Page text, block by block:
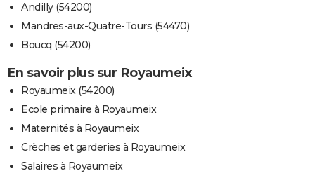
Andilly (54200)
Mandres-aux-Quatre-Tours (54470)
Boucq (54200)
En savoir plus sur Royaumeix
Royaumeix (54200)
Ecole primaire à Royaumeix
Maternités à Royaumeix
Crèches et garderies à Royaumeix
Salaires à Royaumeix